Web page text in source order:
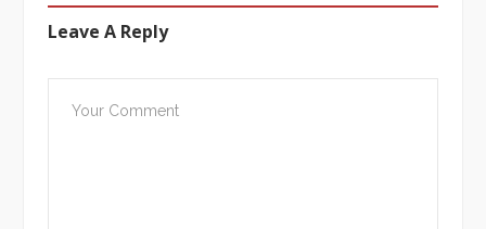
Leave A Reply